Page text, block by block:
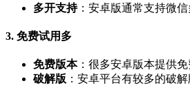
多开支持：安卓版通常支持微
3. 免费试用多
免费版本：很多安卓版本提供
破解版 ：安卓平台有较多的破